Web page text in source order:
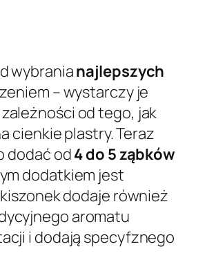
wybranianajlepszych
– wystarczy je
od tego, jak
cienkie plastry. Teraz
dodać od4 do 5 ząbków
dodatkiem jest
dodaje również
aromatu
i dodają specyfznego